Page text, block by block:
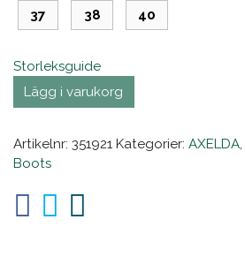
37 38 40
Storleksguide
Lägg i varukorg
Artikelnr: 351921 Kategorier: AXELDA,
Boots